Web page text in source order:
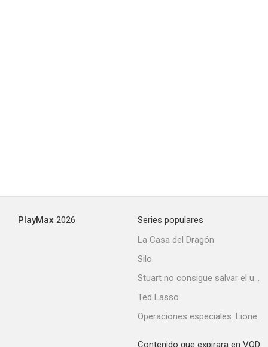
PlayMax 2026
Series populares
La Casa del Dragón
Silo
Stuart no consigue salvar el universo
Ted Lasso
Operaciones especiales: Lioness
Contenido que expirara en VOD